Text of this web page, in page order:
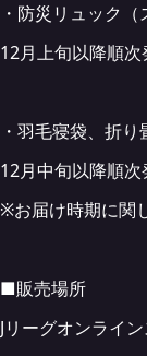
・防災リュック
12月上旬以降順次
・羽毛寝袋、折り
12月中旬以降順次
※お届け時期に関
■販売場所
Jリーグオンライ